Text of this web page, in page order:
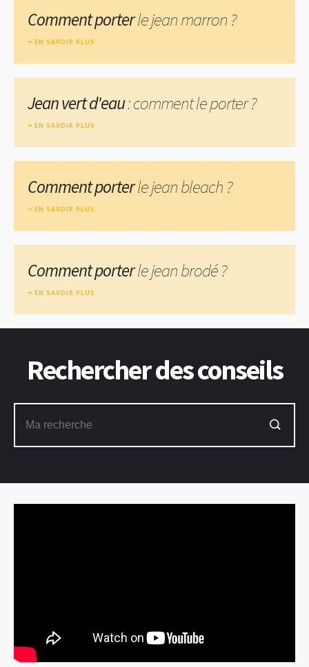
Comment porterle jean marron ?
EN SAVOIR PLUS
Jean vert d'eau: comment le porter ?
EN SAVOIR PLUS
Comment porterle jean bleach ?
EN SAVOIR PLUS
Comment porterle jean brodé ?
EN SAVOIR PLUS
Rechercher des conseils